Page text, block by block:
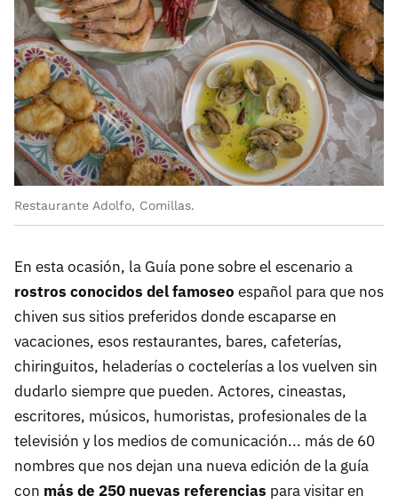
Restaurante Adolfo, Comillas.
En esta ocasión, la Guía pone sobre el escenario a
rostros conocidos del famoseo español para que nos
chiven sus sitios preferidos donde escaparse en
vacaciones, esos restaurantes, bares, cafeterías,
chiringuitos, heladerías o coctelerías a los vuelven sin
dudarlo siempre que pueden. Actores, cineastas,
escritores, músicos, humoristas, profesionales de la
televisión y los medios de comunicación... más de 60
nombres que nos dejan una nueva edición de la guía
con más de 250 nuevas referencias para visitar en